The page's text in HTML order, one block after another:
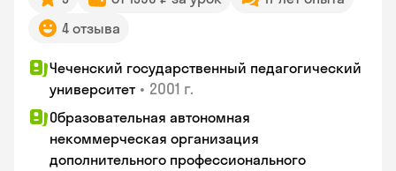
4 отзыва
Чеченский государственный педагогический
университет • 2001 г.
Образовательная автономная
некоммерческая организация
дополнительного профессионального